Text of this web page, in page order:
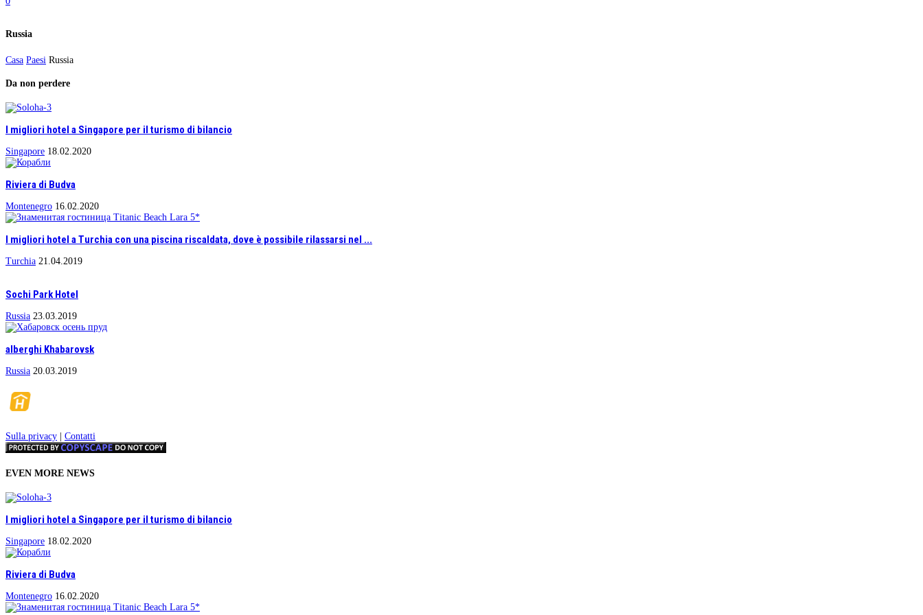
Russia
Casa Paesi Russia
Da non perdere
I migliori hotel a Singapore per il turismo di bilancio
Singapore 18.02.2020
Riviera di Budva
Montenegro 16.02.2020
I migliori hotel a Turchia con una piscina riscaldata, dove è possibile rilassarsi nel ...
Turchia 21.04.2019
Sochi Park Hotel
Russia 23.03.2019
alberghi Khabarovsk
Russia 20.03.2019
Sulla privacy | Contatti
EVEN MORE NEWS
I migliori hotel a Singapore per il turismo di bilancio
Singapore 18.02.2020
Riviera di Budva
Montenegro 16.02.2020